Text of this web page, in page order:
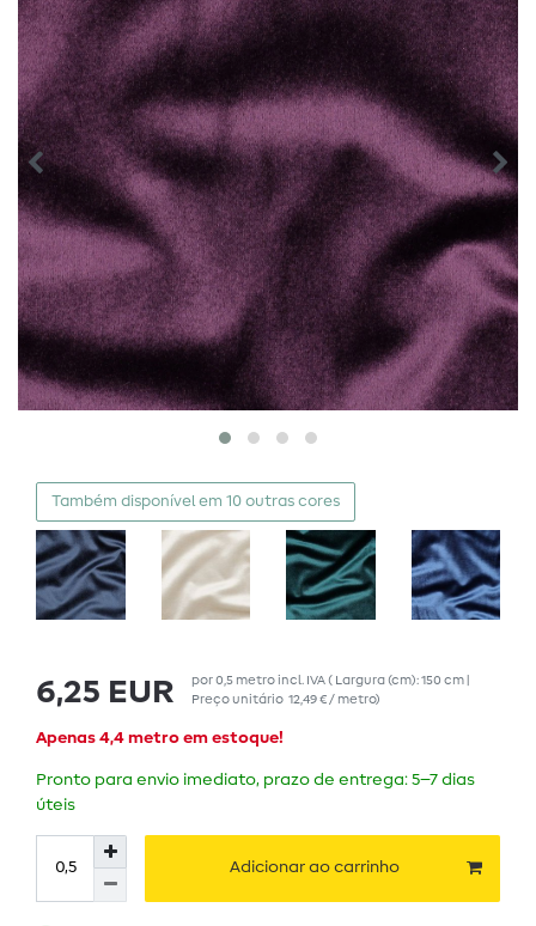
Também disponível em 10 outras cores
6,25 EUR por0,5 metroincl. IVA( Largura (cm): 150 cm |
Preço unitário 12,49 € / metro)
Apenas 4,4 metro em estoque!
Pronto para envio imediato, prazo de entrega: 5–7 dias
úteis
Adicionar ao carrinho